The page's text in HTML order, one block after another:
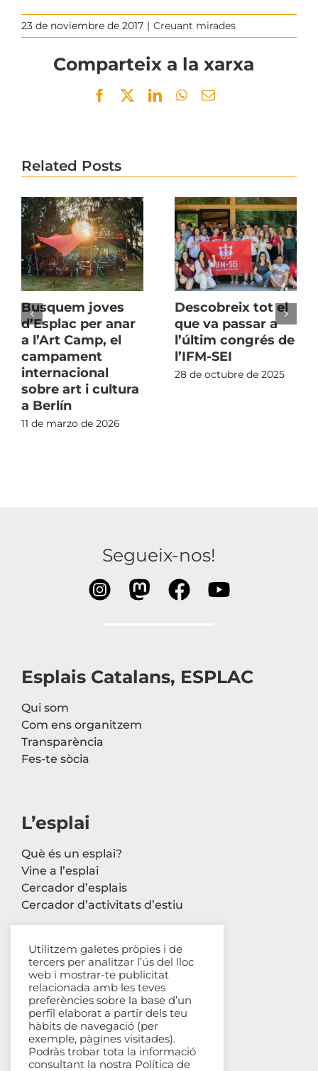
23 de noviembre de 2017 | Creuant mirades
Comparteix a la xarxa
Facebook
TwitterLinkedInWhatsApp
Email
Related Posts
Busquem joves
d’Esplac per anar
a l’Art Camp, el
campament
internacional
sobre art i cultura
a Berlín
11 de marzo de 2026
Descobreix tot el
que va passar a
l’últim congrés de
l’IFM-SEI
28 de octubre de 2025
Segueix-nos!
Esplais Catalans, ESPLAC
Qui som
Com ens organitzem
Transparència
Fes-te sòcia
L’esplai
Què és un esplai?
Vine a l’esplai
Cercador d’esplais
Cercador d’activitats d’estiu
Contacte
Carrer Avinyó, 44 2n
08002 Barcelona
93 302 61 03
esplac@esplac.cat
Utilitzem galetes pròpies i de
tercers per analitzar l’ús del lloc
web i mostrar-te publicitat
relacionada amb les teves
preferències sobre la base d’un
perfil elaborat a partir dels teu
hàbits de navegació (per
exemple, pàgines visitades).
Podràs trobar tota la informació
consultant la nostra Política de